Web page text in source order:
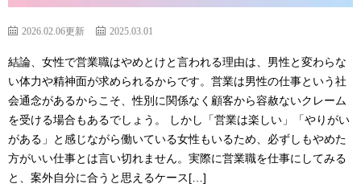
2026.02.06更新 2025.03.01
結論、女性で営業職はやめとけと言われる理由は、男性と変わらな
い体力や精神面が求められるからです。営業は男性の仕事という社
会通念があるからこそ、性別に関係なく顧客から容赦ないクレーム
を受ける場合もあるでしょう。 しかし「営業は楽しい」「やりがい
がある」と感じながら働いている女性もいるため、必ずしもやめた
方がいい仕事とは言い切れません。実際に営業職を仕事にしてみる
と、案外自分に合うと思えるケース[…]